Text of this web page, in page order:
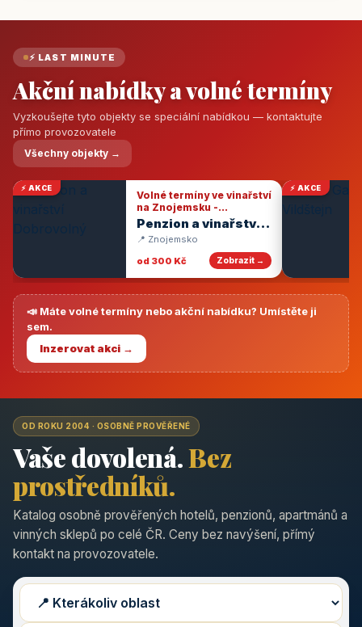
⚡ LAST MINUTE
Akční nabídky a volné termíny
Vyzkoušejte tyto objekty se speciální nabídkou — kontaktujte
přímo provozovatele
Všechny objekty →
⚡ AKCE
Volné termíny ve vinařství
na Znojemsku -
degustace vín
Penzion a vinařství
Dobrovolný
📍 Znojemsko
od 300 Kč
Zobrazit →
⚡ AKCE
📣 Máte volné termíny nebo akční nabídku? Umístěte ji
sem.
Inzerovat akci →
OD ROKU 2004 · OSOBNĚ PROVĚŘENÉ
Vaše dovolená.Bez
prostředníků.
Katalog osobně prověřených hotelů, penzionů, apartmánů a
vinných sklepů po celé ČR. Ceny bez navýšení, přímý
kontakt na provozovatele.